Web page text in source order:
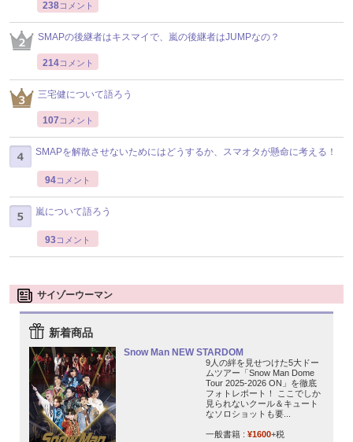
238コメント
SMAPの後継者はキスマイで、嵐の後継者はJUMPなの？
214コメント
三宅健について語ろう
107 コメント
SMAPを解散させないためにはどうするか、スマオタが懸命に考える！
94コメント
嵐について語ろう
93コメント
サイゾーウーマン
新着商品
Snow Man NEW STARDOM
9人の絆を見せつけた5大ドー
ムツアー「Snow Man Dome
Tour 2025-2026 ON」を徹底
フォトレポート！ ここでしか
見られないクール＆キュート
なソロショットも要...
一般書籍 : ¥1600+税